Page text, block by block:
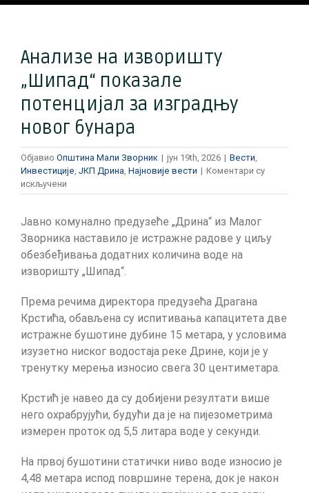
Анализе на изворишту
„Шипад“ показале
потенцијал за изградњу
новог бунара
Објавио Општина Мали Зворник | јун 19th, 2026 | Вести
Инвестиције ЈКП Дрина Најновије вести | Коментари су
искључени
Анализе
изворишту
„Шипад“
потенцијал
за
новог
бунара
Јавно комунално предузеће „Дрина“ из Малог
Зворника наставило је истражне радове у циљу
обезбеђивања додатних количина воде на
изворишту „Шипад“.
Према речима директора предузећа Драгана
Крстића, обављена су испитивања капацитета две
истражне бушотине дубине 15 метара, у условима
изузетно ниског водостаја реке Дрине, који је у
тренутку мерења износио свега 30 центиметара.
Крстић је навео да су добијени резултати више
него охрабрујући, будући да је на пијезометрима
измерен проток од 5,5 литара воде у секунди.
На првој бушотини статички ниво воде износио је
4,48 метара испод површине терена, док је након